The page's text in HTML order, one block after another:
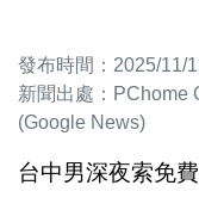
發布時間：2025/11/
新聞出處：PChome
(Google News)
台中男深夜索免